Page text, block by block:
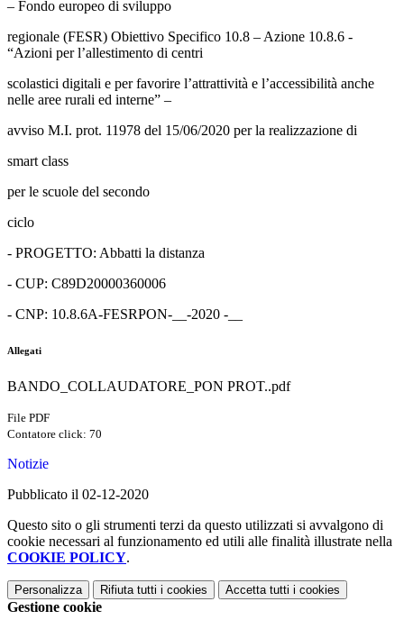
– Fondo europeo di sviluppo
regionale (FESR) Obiettivo Specifico 10.8 – Azione 10.8.6 -
“Azioni per l’allestimento di centri
scolastici digitali e per favorire l’attrattività e l’accessibilità anche
nelle aree rurali ed interne” –
avviso M.I. prot. 11978 del 15/06/2020 per la realizzazione di
smart class
per le scuole del secondo
ciclo
- PROGETTO: Abbatti la distanza
- CUP: C89D20000360006
- CNP: 10.8.6A-FESRPON-__-2020 -__
Allegati
BANDO_COLLAUDATORE_PON PROT..pdf
File PDF
Contatore click: 70
Notizie
Pubblicato il 02-12-2020
Questo sito o gli strumenti terzi da questo utilizzati si avvalgono di
cookie necessari al funzionamento ed utili alle finalità illustrate nella
COOKIE POLICY.
Personalizza Rifiuta tutti i cookies Accetta tutti i cookies
Gestione cookie